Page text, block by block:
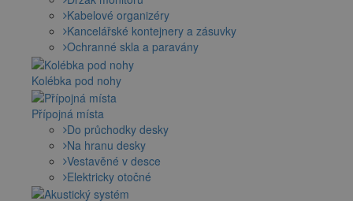
Kabelové organizéry
Kancelářské kontejnery a zásuvky
Ochranné skla a paravány
Kolébka pod nohy
Přípojná místa
Do průchodky desky
Na hranu desky
Vestavěné v desce
Elektricky otočné